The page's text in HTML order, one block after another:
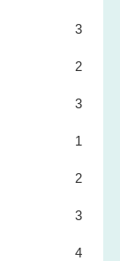
3
2
3
1
2
3
4